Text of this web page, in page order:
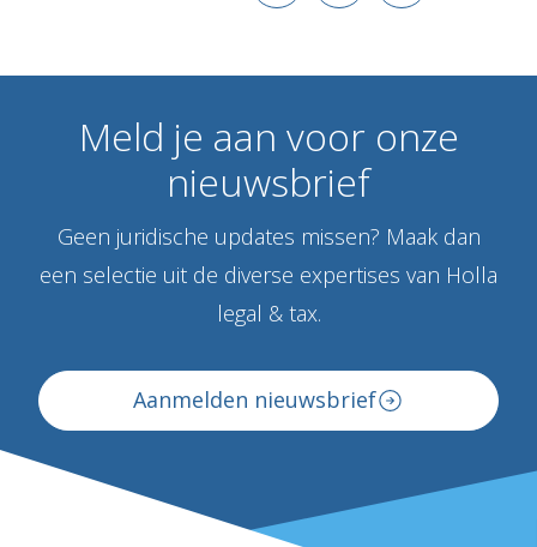
Meld je aan voor onze
nieuwsbrief
Geen juridische updates missen? Maak dan
een selectie uit de diverse expertises van Holla
legal & tax.
Aanmelden nieuwsbrief